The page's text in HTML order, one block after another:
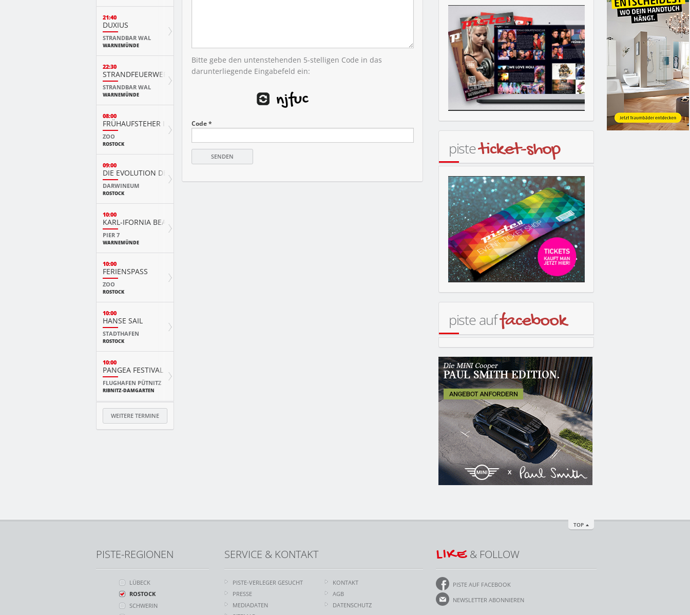
Bitte gebe den untenstehenden 5-stelligen Code in das
darunterliegende Eingabefeld ein:
Code *
21:40
DUXIUS
STRANDBAR WAL
WARNEMÜNDE
22:30
STRANDFEUERWERK
STRANDBAR WAL
WARNEMÜNDE
08:00
FRÜHAUFSTEHER IM ZOO
ZOO
ROSTOCK
09:00
DIE EVOLUTION DER TIERE MIT PLAYMOBIL
DARWINEUM
ROSTOCK
10:00
KARL-IFORNIA BEACH SANDWELTEN
PIER 7
WARNEMÜNDE
10:00
FERIENSPASS
ZOO
ROSTOCK
10:00
HANSE SAIL
STADTHAFEN
ROSTOCK
10:00
PANGEA FESTIVAL
FLUGHAFEN PÜTNITZ
RIBNITZ-DAMGARTEN
WEITERE TERMINE
pisteticket-shop
piste auffacebook
TOP
PISTE-REGIONEN
LÜBECK
ROSTOCK
SCHWERIN
SERVICE & KONTAKT
PISTE-VERLEGER GESUCHT
PRESSE
MEDIADATEN
KONTAKT
AGB
DATENSCHUTZ
LIKE& FOLLOW
PISTE AUF FACEBOOK
NEWSLETTER ABONNIEREN